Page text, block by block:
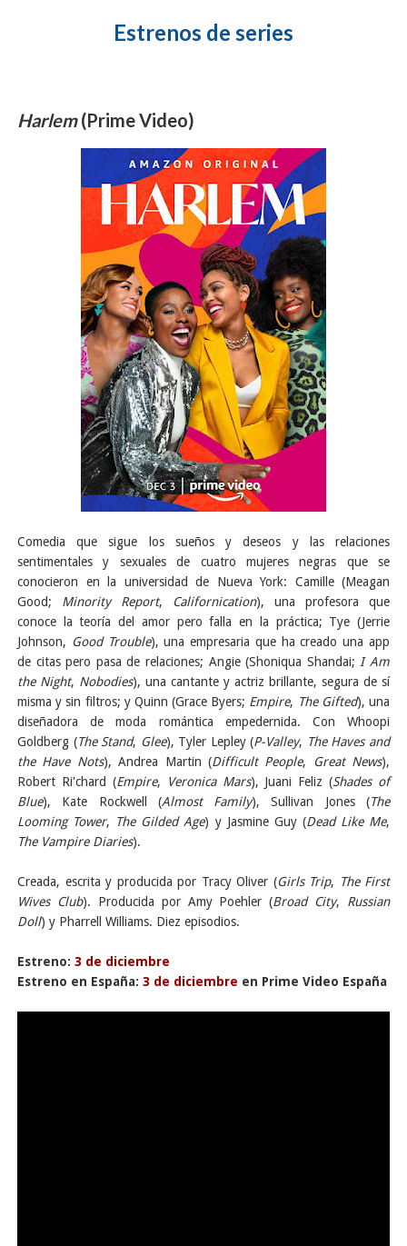
Estrenos de series
Harlem(Prime Video)
Comedia que sigue los sueños y deseos y las relaciones
sentimentales y sexuales de cuatro mujeres negras que se
conocieron en la universidad de Nueva York: Camille (Meagan
Good; Minority Report, Californication), una profesora que
conoce la teoría del amor pero falla en la práctica; Tye (Jerrie
Johnson, Good Trouble), una empresaria que ha creado una app
de citas pero pasa de relaciones; Angie (Shoniqua Shandai;I Am
the Night, Nobodies), una cantante y actriz brillante, segura de sí
misma y sin filtros; y Quinn (Grace Byers; Empire, The Gifted), una
diseñadora de moda romántica empedernida. Con Whoopi
Goldberg (The Stand, Glee), Tyler Lepley (P-Valley, The Haves and
the Have Nots), Andrea Martin (Difficult People, Great News),
Robert Ri'chard (Empire, Veronica Mars), Juani Feliz (Shades of
Blue), Kate Rockwell (Almost Family), Sullivan Jones (The
Looming Tower, The Gilded Age) y Jasmine Guy (Dead Like Me,
The Vampire Diaries).
Creada, escrita y producida por Tracy Oliver (Girls Trip, The First
Wives Club). Producida por Amy Poehler (Broad City, Russian
Doll) y Pharrell Williams. Diez episodios.
Estreno: 3 de diciembre
Estreno en España: 3 de diciembre en Prime Video España